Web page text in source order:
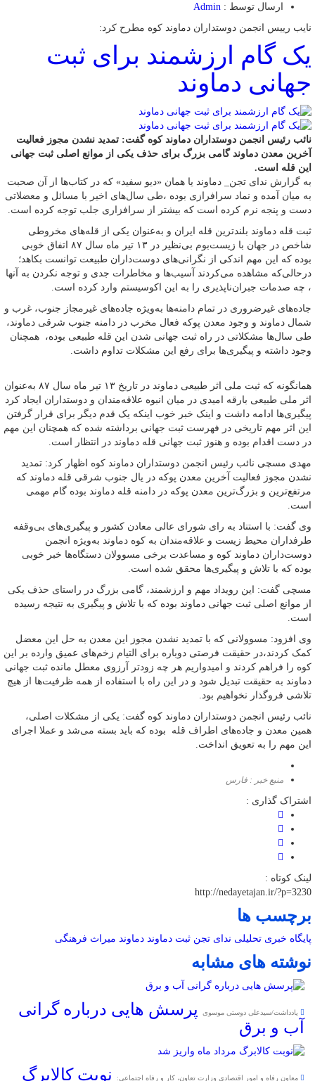
ارسال توسط : Admin
نایب رییس انجمن دوستداران دماوند کوه مطرح کرد:
یک گام ارزشمند برای ثبت
جهانی دماوند
نائب رئیس انجمن دوستداران دماوند کوه گفت: تمدید نشدن مجوز فعالیت
آخرین معدن دماوند گامی بزرگ برای حذف یکی از موانع اصلی ثبت جهانی
این قله است.
به گزارش ندای تجن_ دماوند یا همان «دیو سفید» که در کتاب‌ها از آن صحبت
به میان آمده و نماد سرافرازی بوده ،‌طی سال‌های اخیر با مسائل و معضلاتی
دست و پنجه نرم کرده است که بیشتر از سرافزاری جلب توجه کرده است.
ثبت قله دماوند بلندترین قله ایران و به‌عنوان یکی از قله‌های مخروطی
شاخص در جهان با زیست‌بوم بی‌نظیر در ۱۳ تیر ماه سال ۸۷ اتفاق خوبی
بوده که این مهم اندکی از نگرانی‌های دوست‌داران طبیعت توانست بکاهد؛
درحالی‌که مشاهده می‌کردند آسیب‌ها و مخاطرات جدی و توجه نکردن به آنها
، چه صدمات جبران‌ناپذیری را به این اکوسیستم وارد کرده است.
جاده‌های غیرضروری در تمام دامنه‌ها به‌ویژه جاده‌های غیرمجاز جنوب، غرب و
شمال دماوند و وجود معدن پوکه فعال مخرب در دامنه جنوب شرقی دماوند،
طی سال‌ها مشکلاتی در راه ثبت جهانی شدن این قله طبیعی بوده، همچنان
وجود داشته و پیگیری‌ها برای رفع این مشکلات تداوم داشت.
همانگونه که ثبت ملی اثر طبیعی دماوند در تاریخ ۱۳ تیر ماه سال ۸۷ به‌عنوان
اثر ملی طبیعی بارقه امیدی در میان انبوه علاقه‌مندان و دوستداران ایجاد کرد
پیگیری‌‌ها ادامه داشت و اینک خبر خوب اینکه یک قدم دیگر برای قرار گرفتن
این اثر مهم تاریخی در فهرست ثبت جهانی برداشته شده که همچنان این مهم
در دست اقدام بوده و هنوز ثبت جهانی قله دماوند در انتظار است.
مهدی مسچی نائب رئیس انجمن دوستداران دماوند کوه اظهار کرد: تمدید
نشدن مجوز فعالیت آخرین معدن پوکه در یال جنوب شرقی قله دماوند که
مرتفع‌ترین و بزرگ‌ترین معدن پوکه در دامنه قله دماوند بوده گام مهمی
است.
وی گفت: با استناد به رای شورای عالی معادن کشور و پیگیری‌های بی‌وقفه
طرفداران محیط زیست و علاقه‌مندان به کوه دماوند به‌ویژه انجمن
دوست‌داران دماوند کوه و مساعدت برخی مسوولان دستگاه‌ها خبر خوبی
بوده که با تلاش و پیگیری‌‌‌ها محقق شده است.
مسچی گفت: این رویداد مهم و ارزشمند، گامی بزرگ در راستای حذف یکی
از موانع اصلی ثبت جهانی دماوند بوده که با تلاش و پیگیری به نتیجه رسیده
است.
وی افزود: مسوولانی که با تمدید نشدن مجوز این معدن به حل این معضل
کمک کردند،‌در حقیقت فرصتی دوباره برای التیام زخم‌های عمیق وارده بر این
کوه را فراهم کردند و امیدواریم هر چه زودتر آرزوی معطل مانده ثبت جهانی
دماوند به حقیقت تبدیل شود و در این راه با استفاده از همه ظرفیت‌ها از هیچ
تلاشی فروگذار نخواهیم بود.
نائب رئیس انجمن دوستداران دماوند کوه گفت: یکی از مشکلات اصلی،‌
همین معدن و جاده‌های اطراف قله بوده که باید بسته می‌شد و عملا اجرای
این مهم را به تعویق انداخت.
منبع خبر : فارس
اشتراک گذاری :
لینک کوتاه :
http://nedayetajan.ir/?p=3230
برچسب ها
پایگاه خبری تحلیلی ندای تجن ثبت دماوند دماوند میراث فرهنگی
نوشته های مشابه
یادداشت/سیدعلی دوستی موسوی
پرسش هایی درباره گرانی
آب و برق
معاون رفاه و امور اقتصادی وزارت تعاون، کار و رفاه اجتماعی: نوبت کالابرگ